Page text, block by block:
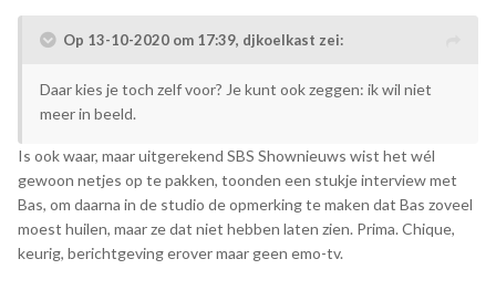
Op 13-10-2020 om 17:39, djkoelkast zei:
Daar kies je toch zelf voor? Je kunt ook zeggen: ik wil niet
meer in beeld.
Is ook waar, maar uitgerekend SBS Shownieuws wist het wél
gewoon netjes op te pakken, toonden een stukje interview met
Bas, om daarna in de studio de opmerking te maken dat Bas zoveel
moest huilen, maar ze dat niet hebben laten zien. Prima. Chique,
keurig, berichtgeving erover maar geen emo-tv.